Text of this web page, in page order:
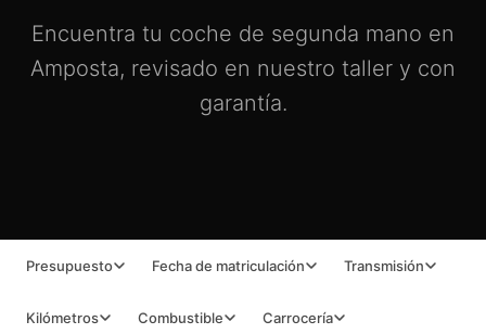
Encuentra tu coche de segunda mano en
Amposta, revisado en nuestro taller y con
garantía.
Presupuesto Fecha de matriculación Transmisión
Kilómetros Combustible Carrocería